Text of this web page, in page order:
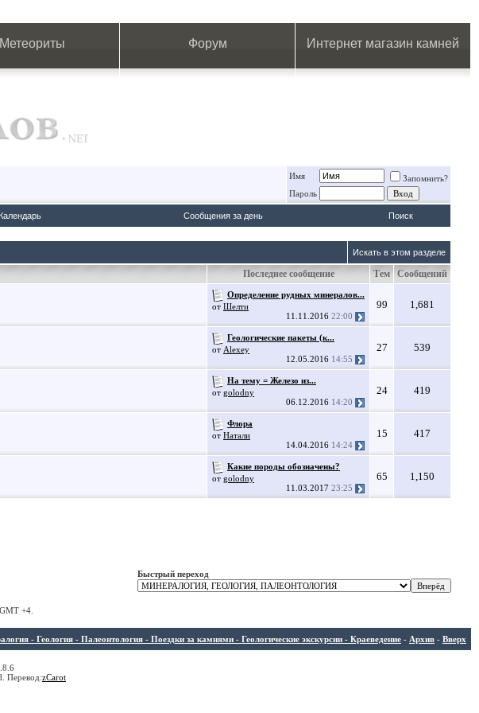
Метеориты Форум Интернет магазин камней
Имя
Запомнить?
Пароль
Календарь Сообщения за день Поиск
Искать в этом разделе
Последнее сообщение Тем Сообщений
Определение рудных минералов...
от Шелти
11.11.2016 22:00
99 1,681
Геологические пакеты (к...
от Alexey
12.05.2016 14:55
27 539
На тему = Железо из...
от golodny
06.12.2016 14:20
24 419
Флора
от Натали
14.04.2016 14:24
15 417
Какие породы обозначены?
от golodny
11.03.2017 23:25
65 1,150
Быстрый переход
+4.
- Геология - Палеонтология - Поездки за камнями - Геологические экскурсии - Краеведение - Архив - Вверх
Перевод:zCarot